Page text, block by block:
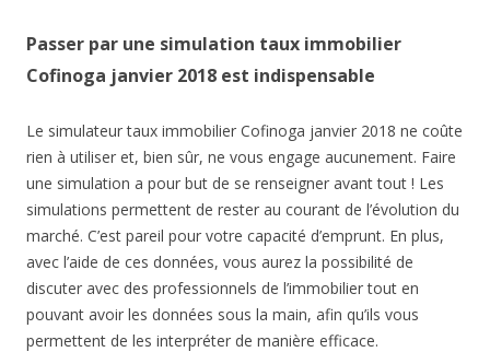
Passer par une simulation taux immobilier
Cofinoga janvier 2018 est indispensable
Le simulateur taux immobilier Cofinoga janvier 2018 ne coûte
rien à utiliser et, bien sûr, ne vous engage aucunement. Faire
une simulation a pour but de se renseigner avant tout ! Les
simulations permettent de rester au courant de l’évolution du
marché. C’est pareil pour votre capacité d’emprunt. En plus,
avec l’aide de ces données, vous aurez la possibilité de
discuter avec des professionnels de l’immobilier tout en
pouvant avoir les données sous la main, afin qu’ils vous
permettent de les interpréter de manière efficace.